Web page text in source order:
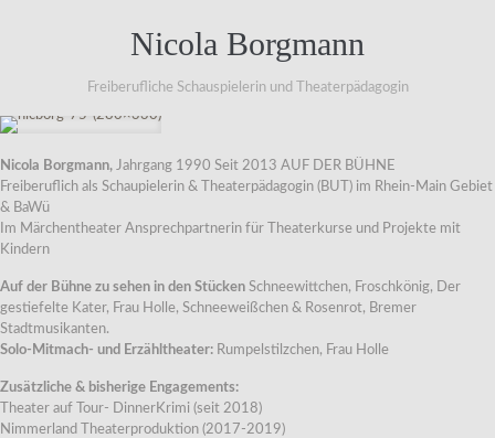
Nicola Borgmann
Freiberufliche Schauspielerin und Theaterpädagogin
Nicola Borgmann, Jahrgang 1990 Seit 2013 AUF DER BÜHNE
Freiberuflich als Schaupielerin & Theaterpädagogin (BUT) im Rhein-Main Gebiet
& BaWü
Im Märchentheater Ansprechpartnerin für Theaterkurse und Projekte mit
Kindern
Auf der Bühne zu sehen in den Stücken Schneewittchen, Froschkönig, Der
gestiefelte Kater, Frau Holle, Schneeweißchen & Rosenrot, Bremer
Stadtmusikanten.
Solo-Mitmach- und Erzähltheater: Rumpelstilzchen, Frau Holle
Zusätzliche & bisherige Engagements:
Theater auf Tour- DinnerKrimi (seit 2018)
Nimmerland Theaterproduktion (2017-2019)